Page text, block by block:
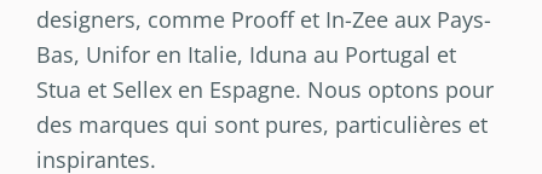
designers, comme Prooff et In-Zee aux Pays-
Bas, Unifor en Italie, Iduna au Portugal et
Stua et Sellex en Espagne. Nous optons pour
des marques qui sont pures, particulières et
inspirantes.